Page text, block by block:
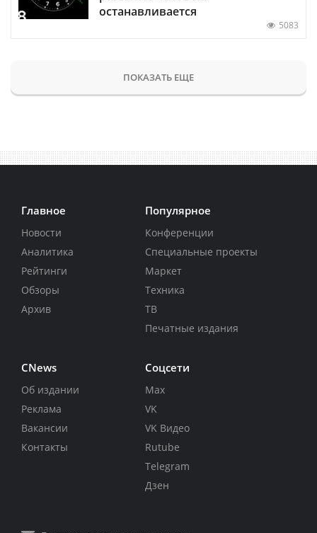
останавливается
5083
ПОКАЗАТЬ ЕЩЕ
Главное
Новости
Аналитика
Рейтинги
Обзоры
Архив
Популярное
Конференции
Специальные проекты
Маркет
Техника
ТВ
Печатные издания
CNews
Об издании
Реклама
Вакансии
Контакты
Соцсети
Max
VK
VK Видео
Rutube
Telegram
Дзен